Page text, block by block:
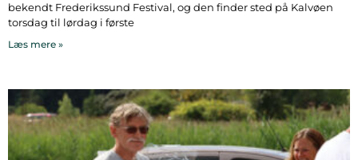
bekendt Frederikssund Festival, og den finder sted på Kalvøen
torsdag til lørdag i første
Læs mere »